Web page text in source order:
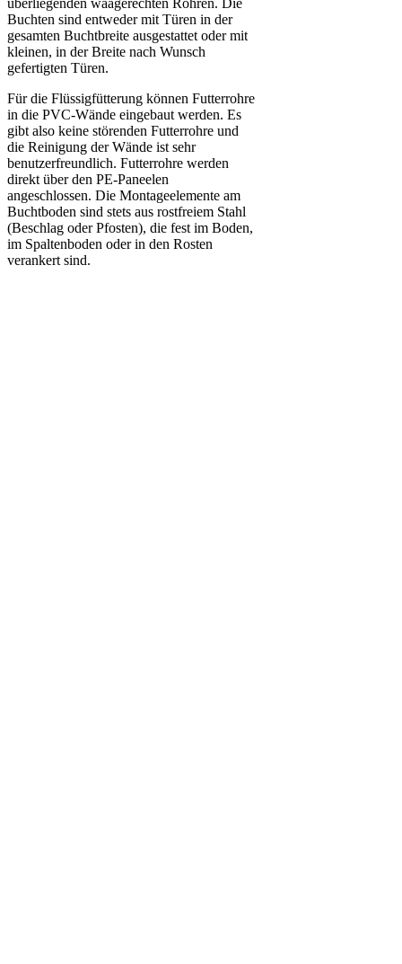
überliegenden waagerechten Rohren. Die
Buchten sind entweder mit Türen in der
gesamten Buchtbreite ausgestattet oder mit
kleinen, in der Breite nach Wunsch
gefertigten Türen.
Für die Flüssigfütterung können Futterrohre
in die PVC-Wände eingebaut werden. Es
gibt also keine störenden Futterrohre und
die Reinigung der Wände ist sehr
benutzerfreundlich. Futterrohre werden
direkt über den PE-Paneelen
angeschlossen. Die Montageelemente am
Buchtboden sind stets aus rostfreiem Stahl
(Beschlag oder Pfosten), die fest im Boden,
im Spaltenboden oder in den Rosten
verankert sind.